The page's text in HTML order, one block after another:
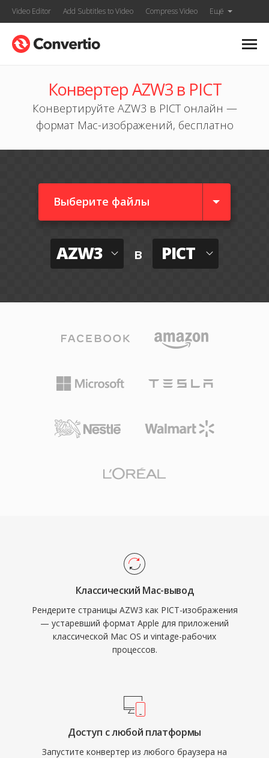
Video Editor Add Subtitles to Video Compress Video Ещё
Конвертер AZW3 в PICT
Конвертируйте AZW3 в PICT онлайн —
формат Mac-изображений, бесплатно
Выберите файлы
AZW3 в PICT
Классический Mac-вывод
Рендерите страницы AZW3 как PICT-изображения
— устаревший формат Apple для приложений
классической Mac OS и vintage-рабочих
процессов.
Доступ с любой платформы
Запустите конвертер из любого браузера на